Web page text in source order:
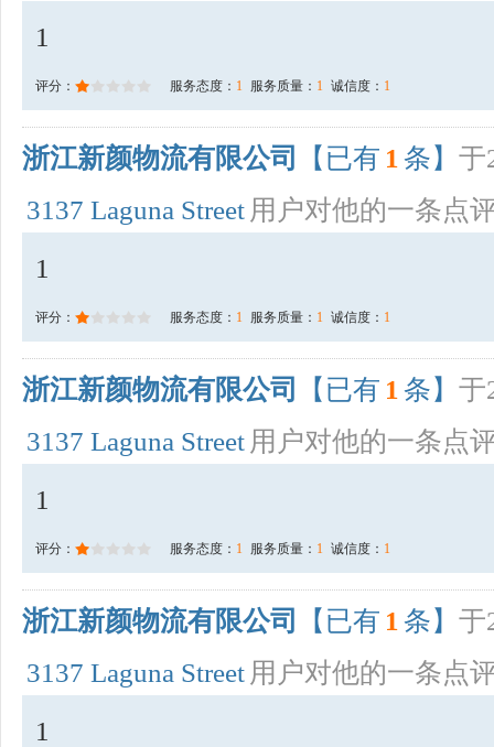
1
评分： 服务态度： 1 服务质量： 1 诚信度： 1
浙江新颜物流有限公司 【已有 1 条】 于
3137 Laguna Street 用户对他的一条点
1
评分： 服务态度： 1 服务质量： 1 诚信度： 1
浙江新颜物流有限公司 【已有 1 条】 于
3137 Laguna Street 用户对他的一条点
1
评分： 服务态度： 1 服务质量： 1 诚信度： 1
浙江新颜物流有限公司 【已有 1 条】 于
3137 Laguna Street 用户对他的一条点
1